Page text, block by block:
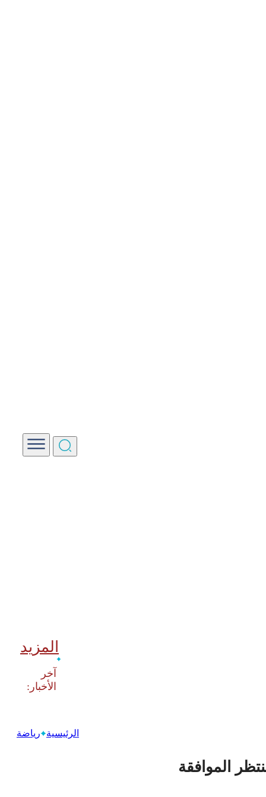
المزيد
‫آخر
الرئيسية رياضة
الموافقة